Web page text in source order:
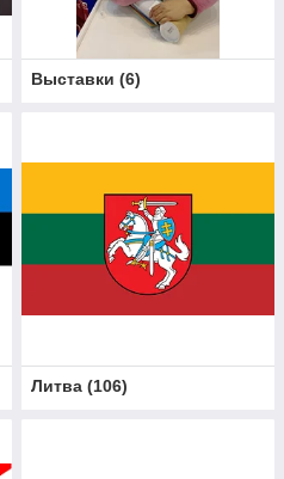
Выставки (6)
Литва (106)